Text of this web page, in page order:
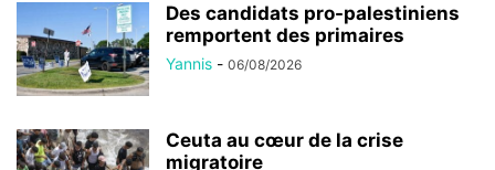
Des candidats pro-palestiniens
remportent des primaires
Yannis - 06/08/2026
Ceuta au cœur de la crise
migratoire